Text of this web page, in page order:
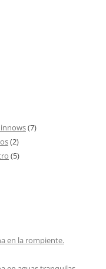
(7)
(2)
(5)
en la rompiente.